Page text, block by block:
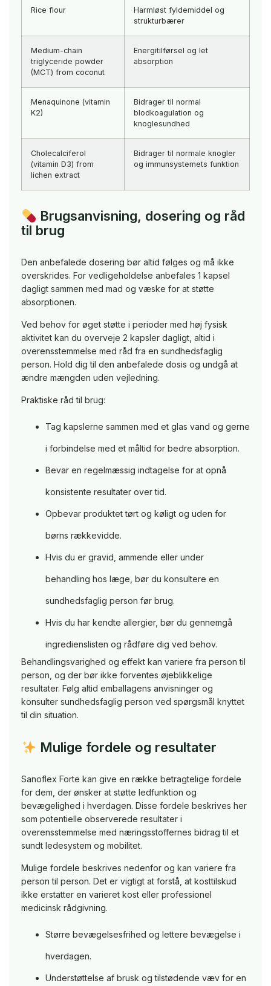
Rice flour
Harmløst fyldemiddel og
strukturbærer
Medium-chain
triglyceride powder
(MCT) from coconut
Energitilførsel og let
absorption
Menaquinone (vitamin
K2)
Bidrager til normal
blodkoagulation og
knoglesundhed
Cholecalciferol
(vitamin D3) from
lichen extract
Bidrager til normale knogler
og immunsystemets funktion
Brugsanvisning, dosering og råd
til brug
Den anbefalede dosering bør altid følges og må ikke
overskrides. For vedligeholdelse anbefales 1 kapsel
dagligt sammen med mad og væske for at støtte
absorptionen.
Ved behov for øget støtte i perioder med høj fysisk
aktivitet kan du overveje 2 kapsler dagligt, altid i
overensstemmelse med råd fra en sundhedsfaglig
person. Hold dig til den anbefalede dosis og undgå at
ændre mængden uden vejledning.
Praktiske råd til brug:
Tag kapslerne sammen med et glas vand og gerne
i forbindelse med et måltid for bedre absorption.
Bevar en regelmæssig indtagelse for at opnå
konsistente resultater over tid.
Opbevar produktet tørt og køligt og uden for
børns rækkevidde.
Hvis du er gravid, ammende eller under
behandling hos læge, bør du konsultere en
sundhedsfaglig person før brug.
Hvis du har kendte allergier, bør du gennemgå
ingredienslisten og rådføre dig ved behov.
Behandlingsvarighed og effekt kan variere fra person til
person, og der bør ikke forventes øjeblikkelige
resultater. Følg altid emballagens anvisninger og
konsulter sundhedsfaglig person ved spørgsmål knyttet
til din situation.
Mulige fordele og resultater
Sanoflex Forte kan give en række betragtelige fordele
for dem, der ønsker at støtte ledfunktion og
bevægelighed i hverdagen. Disse fordele beskrives her
som potentielle observerede resultater i
overensstemmelse med næringsstoffernes bidrag til et
sundt ledesystem og mobilitet.
Mulige fordele beskrives nedenfor og kan variere fra
person til person. Det er vigtigt at forstå, at kosttilskud
ikke erstatter en varieret kost eller professionel
medicinsk rådgivning.
Større bevægelsesfrihed og lettere bevægelse i
hverdagen.
Understøttelse af brusk og tilstødende væv for en